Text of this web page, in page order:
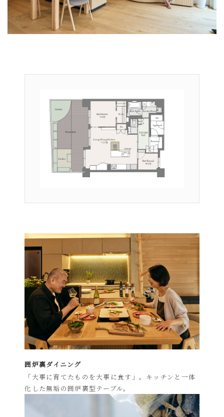
囲炉裏ダイニング
「大事に育てたものを大事に食す」。キッチンと一体
化した無垢の囲炉裏型テーブル。